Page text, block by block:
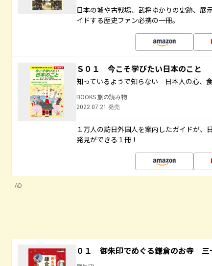
日本の城や古戦場、武将ゆかりの史跡、展
イドする歴史ファン必携の一冊。
Ｓ０１ 今こそ学びたい日本のこと
知っているようで知らない 日本人の心、
BOOKS 旅の読み物
2022.07.21 発売
１万人の訪日外国人を案内したガイドが
発見ができる１冊！
AD
０１ 御朱印でめぐる鎌倉のお寺